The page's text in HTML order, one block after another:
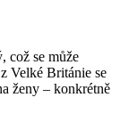
což se může
Velké Británie se
ženy –⁠ konkrétně